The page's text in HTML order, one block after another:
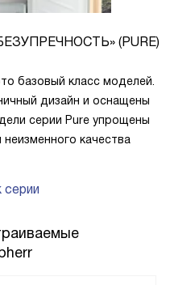
(PURE)
базовый класс моделей.
дизайн и оснащены
серии Pure упрощены
качества
серии